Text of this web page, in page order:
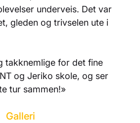
underveis. Det var
gleden og trivselen ute i
takknemlige for det fine
og Jeriko skole, og ser
tur sammen!»
Galleri